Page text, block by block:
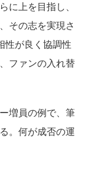
に上を目指し、
その志を実現さ
性が良く協調性
ファンの入れ替
増員の例で、筆
。何が成否の運